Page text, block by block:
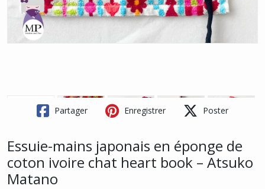
Partager Enregistrer Poster
Essuie-mains japonais en éponge de
coton ivoire chat heart book – Atsuko
Matano